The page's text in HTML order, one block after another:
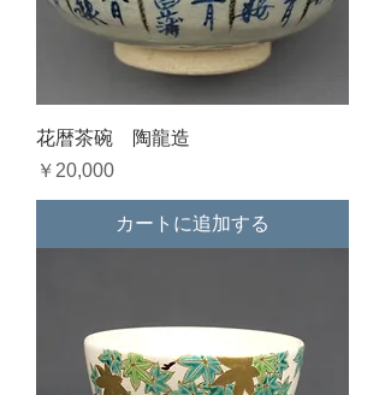
花暦茶碗 陶龍造
価格
￥20,000
カートに追加する